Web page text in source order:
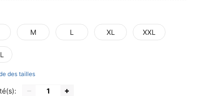
M L XL XXL
des tailles